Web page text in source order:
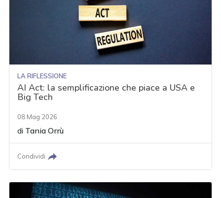
LA RIFLESSIONE
AI Act: la semplificazione che piace a USA e
Big Tech
08 Mag 2026
di Tania Orrù
Condividi